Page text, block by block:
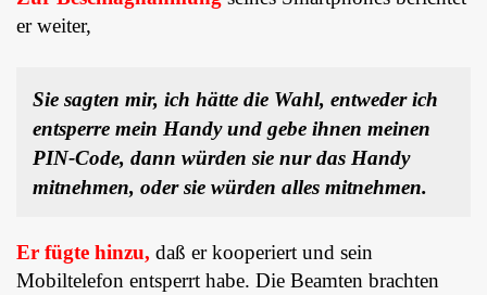
er weiter,
Sie sagten mir, ich hätte die Wahl, entweder ich
entsperre mein Handy und gebe ihnen meinen
PIN-Code, dann würden sie nur das Handy
mitnehmen, oder sie würden alles mitnehmen.
Er fügte hinzu, daß er kooperiert und sein
Mobiltelefon entsperrt habe. Die Beamten brachten